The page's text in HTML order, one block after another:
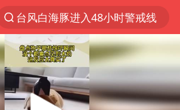
台风白海豚进入48小时警戒线
以“新”破局 首发经济点亮城市消费活力
宇树科技发行价格150.80元/股
泰国一女公务员妆容引争议 本人回应